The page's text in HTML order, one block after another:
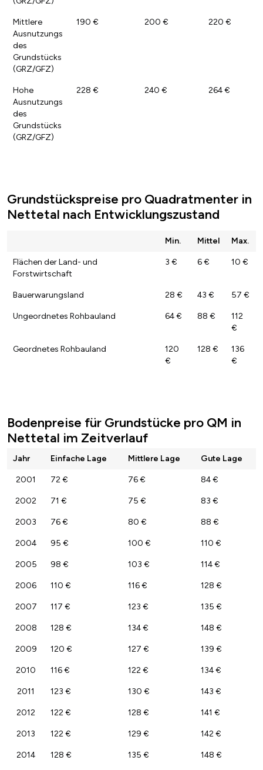
Mittlere
Ausnutzungs
des
Grundstücks
(GRZ/GFZ)
190 € 200 € 220 €
Hohe
Ausnutzungs
des
Grundstücks
(GRZ/GFZ)
228 € 240 € 264 €
Grundstückspreise pro Quadratmenter in
Nettetal nach Entwicklungszustand
Min. Mittel Max.
Flächen der Land- und
Forstwirtschaft
3 € 6 € 10 €
Bauerwarungsland 28 € 43 € 57 €
Ungeordnetes Rohbauland 64 € 88 €
112
€
Geordnetes Rohbauland
120
€
128 €
136
€
Bodenpreise für Grundstücke pro QM in
Nettetal im Zeitverlauf
Jahr Einfache Lage Mittlere Lage Gute Lage
2001 72 € 76 € 84 €
2002 71 € 75 € 83 €
2003 76 € 80 € 88 €
2004 95 € 100 € 110 €
2005 98 € 103 € 114 €
2006 110 € 116 € 128 €
2007 117 € 123 € 135 €
2008 128 € 134 € 148 €
2009 120 € 127 € 139 €
2010 116 € 122 € 134 €
2011 123 € 130 € 143 €
2012 122 € 128 € 141 €
2013 122 € 129 € 142 €
2014 128 € 135 € 148 €